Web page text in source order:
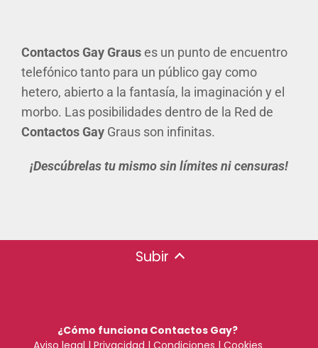
Contactos Gay Grauses un punto de encuentro
telefónico tanto para un público gay como
hetero, abierto a la fantasía, la imaginación y el
morbo. Las posibilidades dentro de la Red de
Contactos Gay Graus son infinitas.
¡Descúbrelas tu mismo sin límites ni censuras!
Subir
¿Cómo funciona Contactos Gay?